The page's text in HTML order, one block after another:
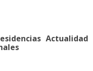
Actualidad